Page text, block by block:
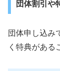
団体割引や
団体申し込み
く特典がある